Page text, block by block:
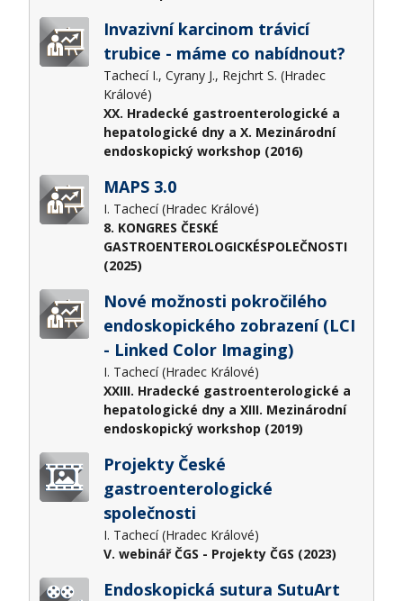
Invazivní karcinom trávicí
trubice - máme co nabídnout?
Tachecí I., Cyrany J., Rejchrt S. (Hradec
Králové)
XX. Hradecké gastroenterologické a
hepatologické dny a X. Mezinárodní
endoskopický workshop (2016)
MAPS 3.0
I. Tachecí (Hradec Králové)
8. KONGRES ČESKÉ
GASTROENTEROLOGICKÉSPOLEČNOSTI
(2025)
Nové možnosti pokročilého
endoskopického zobrazení (LCI
- Linked Color Imaging)
I. Tachecí (Hradec Králové)
XXIII. Hradecké gastroenterologické a
hepatologické dny a XIII. Mezinárodní
endoskopický workshop (2019)
Projekty České
gastroenterologické
společnosti
I. Tachecí (Hradec Králové)
V. webinář ČGS - Projekty ČGS (2023)
Endoskopická sutura SutuArt